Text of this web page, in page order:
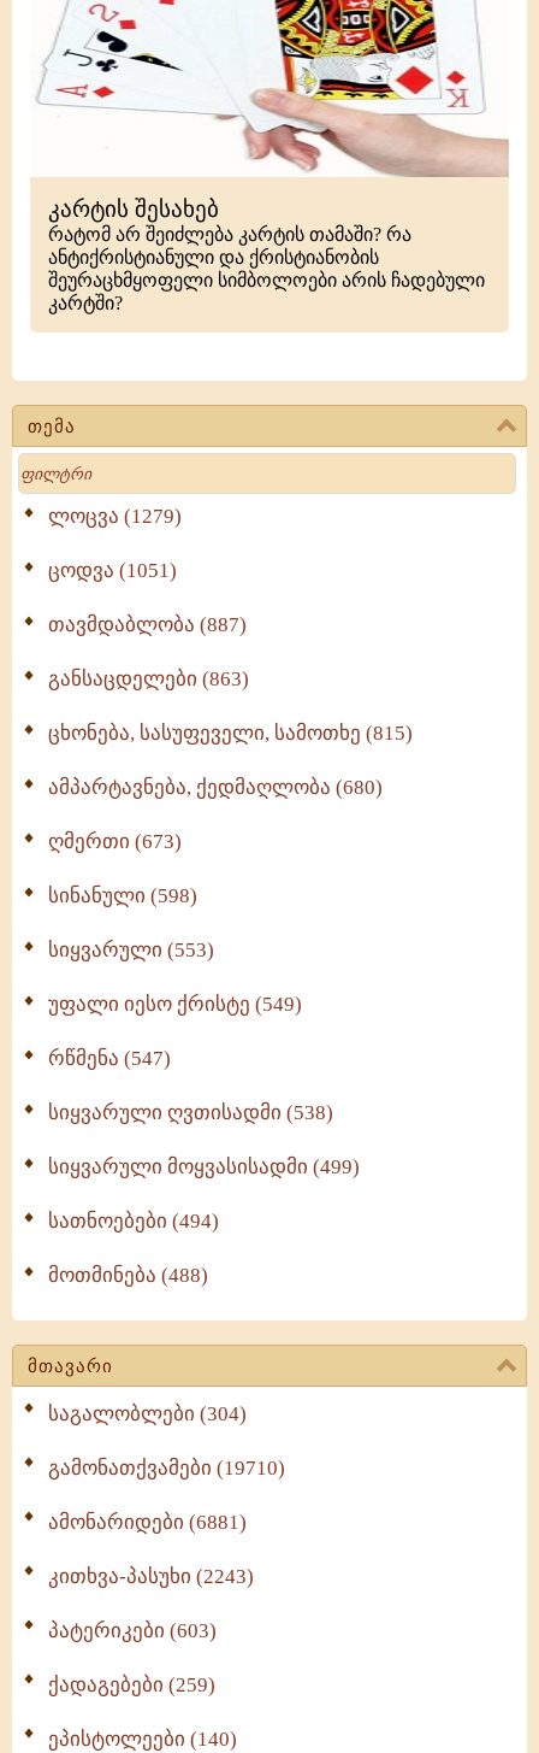
თემა
Search
ლოცვა (1279)
ცოდვა (1051)
თავმდაბლობა (887)
განსაცდელები (863)
ცხონება, სასუფეველი, სამოთხე (815)
ამპარტავნება, ქედმაღლობა (680)
ღმერთი (673)
სინანული (598)
სიყვარული (553)
უფალი იესო ქრისტე (549)
რწმენა (547)
სიყვარული ღვთისადმი (538)
სიყვარული მოყვასისადმი (499)
სათნოებები (494)
მოთმინება (488)
მთავარი
საგალობლები (304)
გამონათქვამები (19710)
ამონარიდები (6881)
კითხვა-პასუხი (2243)
პატერიკები (603)
ქადაგებები (259)
ეპისტოლეები (140)
კარტის შესახებ
რატომ არ შეიძლება კარტის თამაში? რა
ანტიქრისტიანული და ქრისტიანობის
შეურაცხმყოფელი სიმბოლოები არის ჩადებული
კარტში?